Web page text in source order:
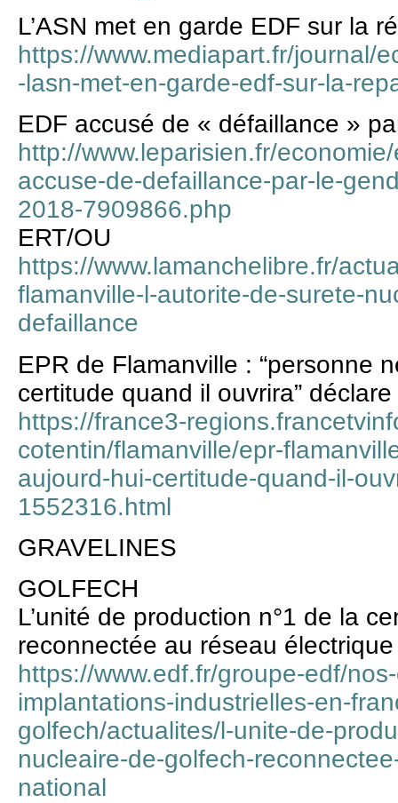
L’ASN met en garde EDF sur la
https://www.mediapart.fr/journal/
-lasn-met-en-garde-edf-sur-la-
EDF accusé de « défaillance »
http://www.leparisien.fr/
accuse-de-defaillance-par-le-
2018-7909866.php
ERT/OU
https://www.lamanchelibre.fr/
flamanville-l-autorite-de-surete-
defaillance
EPR de Flamanville : “personne
certitude quand il ouvrira”
https://france3-
cotentin/flamanville/epr-
aujourd-hui-certitude-quand-il-
1552316.html
GRAVELINES
GOLFECH
L’unité de production n°1 de la
reconnectée au réseau
https://www.edf.fr/groupe-edf/
implantations-industrielles-en-
golfech/actualites/l-unite-de-
nucleaire-de-golfech-
national